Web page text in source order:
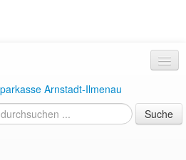
Arnstadt-Ilmenau
Suche